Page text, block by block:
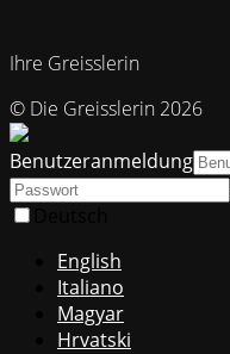
Ihre Greisslerin
© Die Greisslerin 2026
Benutzeranmeldung
English
Italiano
Magyar
Hrvatski